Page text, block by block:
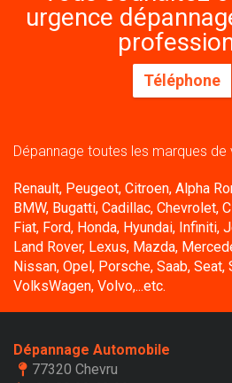
urgence
Téléphone
Dépannage toutes les marques de
Renault, Peugeot, Citroen, Alpha
BMW, Bugatti, Cadillac, Chevrolet,
Fiat, Ford, Honda, Hyundai, Infiniti,
Land Rover, Lexus, Mazda,
Nissan, Opel, Porsche, Saab, Seat,
VolksWagen, Volvo,...etc.
Dépannage Automobile
77320 Chevru